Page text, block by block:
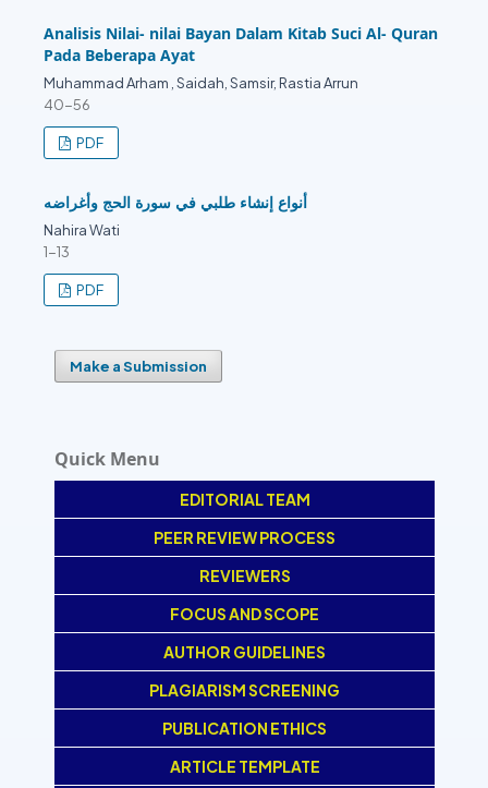
Analisis Nilai- nilai Bayan Dalam Kitab Suci Al- Quran
Pada Beberapa Ayat
Muhammad Arham , Saidah, Samsir, Rastia Arrun
40-56
PDF
أنواع إنشاء طلبي في سورة الحج وأغراضه
Nahira Wati
1-13
PDF
Make a Submission
Quick Menu
EDITORIAL TEAM
PEER REVIEW PROCESS
REVIEWERS
FOCUS AND SCOPE
AUTHOR GUIDELINES
PLAGIARISM SCREENING
PUBLICATION ETHICS
ARTICLE TEMPLATE